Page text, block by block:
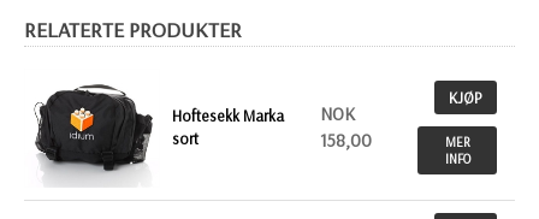
RELATERTE PRODUKTER
Hoftesekk Marka
sort
NOK
158,00
KJØP
MER
INFO